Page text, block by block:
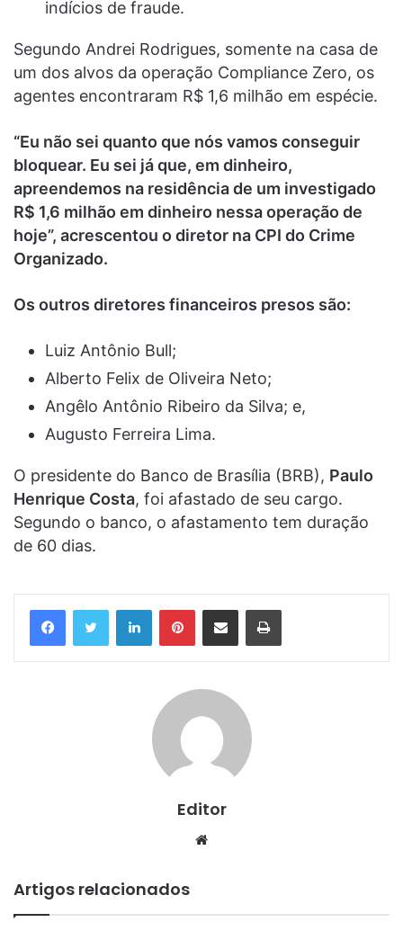
indícios de fraude.
Segundo Andrei Rodrigues, somente na casa de
um dos alvos da operação Compliance Zero, os
agentes encontraram R$ 1,6 milhão em espécie.
“Eu não sei quanto que nós vamos conseguir
bloquear. Eu sei já que, em dinheiro,
apreendemos na residência de um investigado
R$ 1,6 milhão em dinheiro nessa operação de
hoje”, acrescentou o diretor na CPI do Crime
Organizado.
Os outros diretores financeiros presos são:
Luiz Antônio Bull;
Alberto Felix de Oliveira Neto;
Angêlo Antônio Ribeiro da Silva; e,
Augusto Ferreira Lima.
O presidente do Banco de Brasília (BRB), Paulo
Henrique Costa, foi afastado de seu cargo.
Segundo o banco, o afastamento tem duração
de 60 dias.
LinkedinPinterestCompartilhar via e-mail Imprimir
Editor
Website
Artigos relacionados